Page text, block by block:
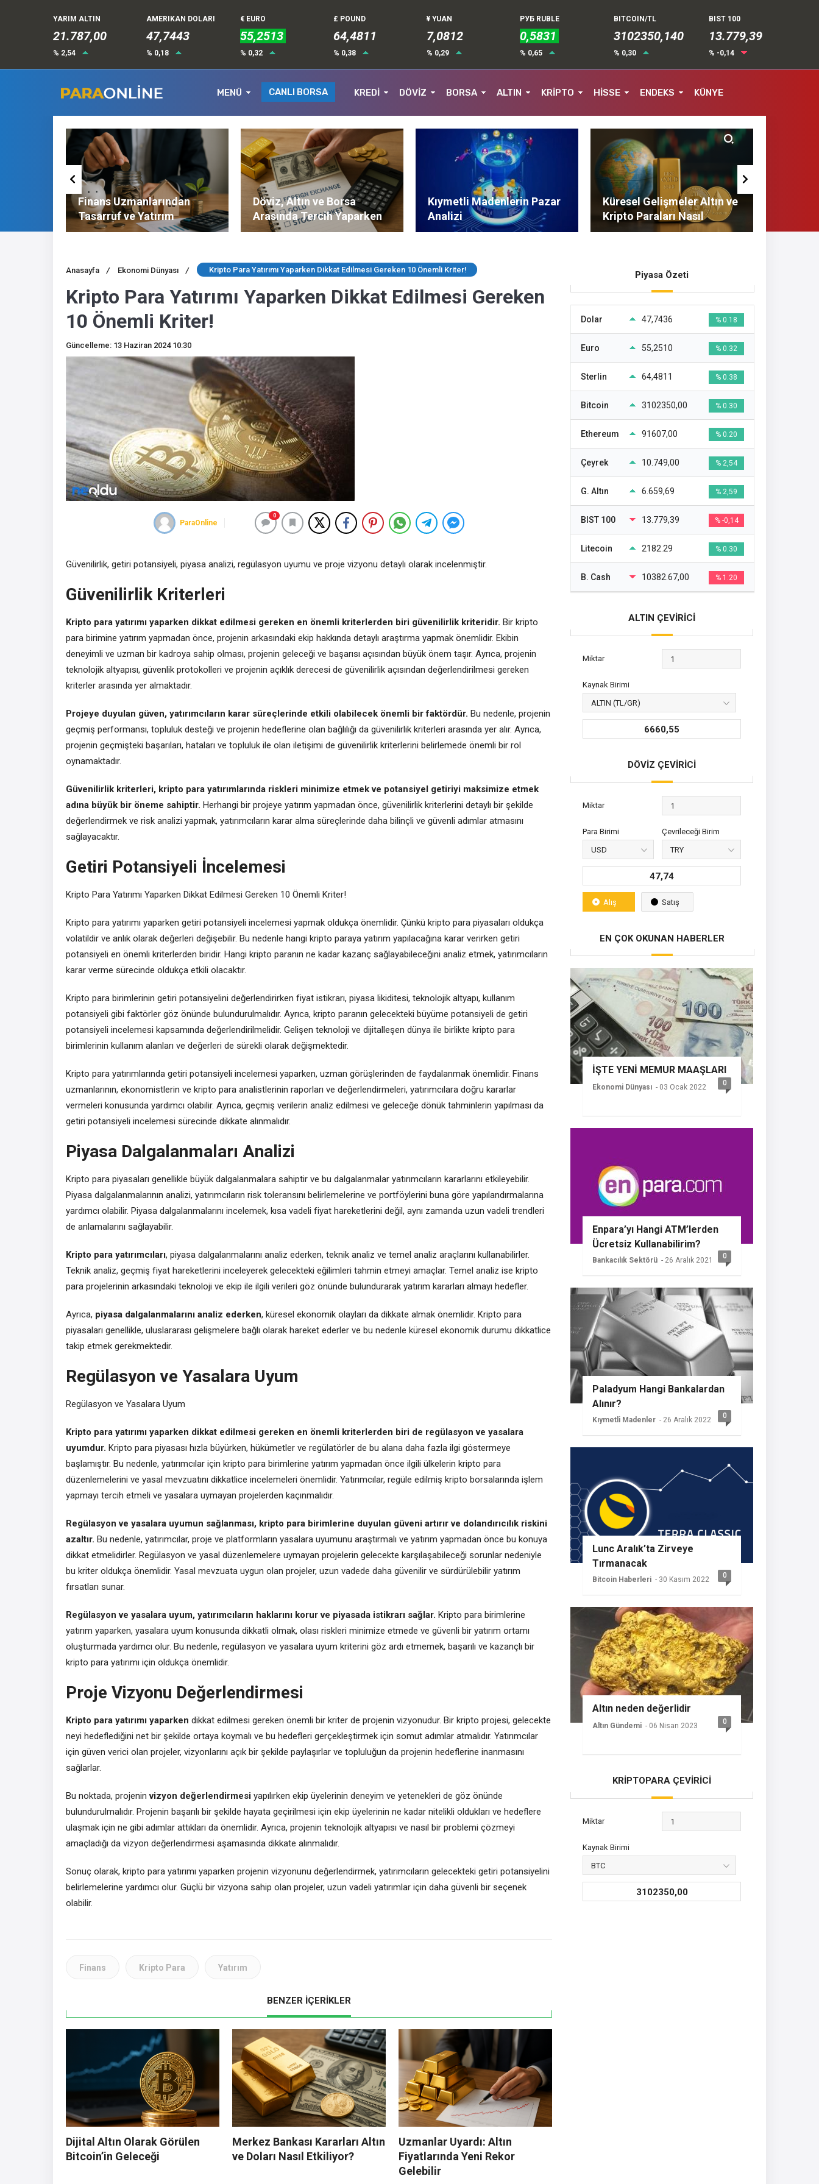
YARIM ALTIN
21.787,00
% 2,54
AMERIKAN DOLARI
47,7443
% 0,18
€ EURO
55,2513
% 0,32
£ POUND
64,4811
% 0,38
¥ YUAN
7,0812
% 0,29
РУБ RUBLE
0,5831
% 0,65
BITCOIN/TL
3102350,140
% 0,30
BIST 100
13.779,39
% -0,14
MENÜ CANLI BORSA KREDİ DÖVİZ BORSA ALTIN KRİPTO HİSSE ENDEKS KÜNYE
Finans Uzmanlarından
Tasarruf ve Yatırım
Tavsiyeleri
Döviz, Altın ve Borsa
Arasında Tercih Yaparken
Nelere Dikkat Edilmeli?
Kıymetli Madenlerin Pazar
Analizi
Küresel Gelişmeler Altın ve
Kripto Paraları Nasıl
Etkiliyor?
Anasayfa / Ekonomi Dünyası / Kripto Para Yatırımı Yaparken Dikkat Edilmesi Gereken 10 Önemli Kriter!
Kripto Para Yatırımı Yaparken Dikkat Edilmesi Gereken
10 Önemli Kriter!
Güncelleme: 13 Haziran 2024 10:30
ParaOnline
0
Güvenilirlik, getiri potansiyeli, piyasa analizi, regülasyon uyumu ve proje vizyonu detaylı olarak incelenmiştir.
Güvenilirlik Kriterleri
Kripto para yatırımı yaparken dikkat edilmesi gereken en önemli kriterlerden biri güvenilirlik kriteridir. Bir kripto
para birimine yatırım yapmadan önce, projenin arkasındaki ekip hakkında detaylı araştırma yapmak önemlidir. Ekibin
deneyimli ve uzman bir kadroya sahip olması, projenin geleceği ve başarısı açısından büyük önem taşır. Ayrıca, projenin
teknolojik altyapısı, güvenlik protokolleri ve projenin açıklık derecesi de güvenilirlik açısından değerlendirilmesi gereken
kriterler arasında yer almaktadır.
Projeye duyulan güven, yatırımcıların karar süreçlerinde etkili olabilecek önemli bir faktördür. Bu nedenle, projenin
geçmiş performansı, topluluk desteği ve projenin hedeflerine olan bağlılığı da güvenilirlik kriterleri arasında yer alır. Ayrıca,
projenin geçmişteki başarıları, hataları ve topluluk ile olan iletişimi de güvenilirlik kriterlerini belirlemede önemli bir rol
oynamaktadır.
Güvenilirlik kriterleri, kripto para yatırımlarında riskleri minimize etmek ve potansiyel getiriyi maksimize etmek
adına büyük bir öneme sahiptir. Herhangi bir projeye yatırım yapmadan önce, güvenilirlik kriterlerini detaylı bir şekilde
değerlendirmek ve risk analizi yapmak, yatırımcıların karar alma süreçlerinde daha bilinçli ve güvenli adımlar atmasını
sağlayacaktır.
Getiri Potansiyeli İncelemesi
Kripto Para Yatırımı Yaparken Dikkat Edilmesi Gereken 10 Önemli Kriter!
Kripto para yatırımı yaparken getiri potansiyeli incelemesi yapmak oldukça önemlidir. Çünkü kripto para piyasaları oldukça
volatildir ve anlık olarak değerleri değişebilir. Bu nedenle hangi kripto paraya yatırım yapılacağına karar verirken getiri
potansiyeli en önemli kriterlerden biridir. Hangi kripto paranın ne kadar kazanç sağlayabileceğini analiz etmek, yatırımcıların
karar verme sürecinde oldukça etkili olacaktır.
Kripto para birimlerinin getiri potansiyelini değerlendirirken fiyat istikrarı, piyasa likiditesi, teknolojik altyapı, kullanım
potansiyeli gibi faktörler göz önünde bulundurulmalıdır. Ayrıca, kripto paranın gelecekteki büyüme potansiyeli de getiri
potansiyeli incelemesi kapsamında değerlendirilmelidir. Gelişen teknoloji ve dijitalleşen dünya ile birlikte kripto para
birimlerinin kullanım alanları ve değerleri de sürekli olarak değişmektedir.
Kripto para yatırımlarında getiri potansiyeli incelemesi yaparken, uzman görüşlerinden de faydalanmak önemlidir. Finans
uzmanlarının, ekonomistlerin ve kripto para analistlerinin raporları ve değerlendirmeleri, yatırımcılara doğru kararlar
vermeleri konusunda yardımcı olabilir. Ayrıca, geçmiş verilerin analiz edilmesi ve geleceğe dönük tahminlerin yapılması da
getiri potansiyeli incelemesi sürecinde dikkate alınmalıdır.
Piyasa Dalgalanmaları Analizi
Kripto para piyasaları genellikle büyük dalgalanmalara sahiptir ve bu dalgalanmalar yatırımcıların kararlarını etkileyebilir.
Piyasa dalgalanmalarının analizi, yatırımcıların risk toleransını belirlemelerine ve portföylerini buna göre yapılandırmalarına
yardımcı olabilir. Piyasa dalgalanmalarını incelemek, kısa vadeli fiyat hareketlerini değil, aynı zamanda uzun vadeli trendleri
de anlamalarını sağlayabilir.
Kripto para yatırımcıları, piyasa dalgalanmalarını analiz ederken, teknik analiz ve temel analiz araçlarını kullanabilirler.
Teknik analiz, geçmiş fiyat hareketlerini inceleyerek gelecekteki eğilimleri tahmin etmeyi amaçlar. Temel analiz ise kripto
para projelerinin arkasındaki teknoloji ve ekip ile ilgili verileri göz önünde bulundurarak yatırım kararları almayı hedefler.
Ayrıca, piyasa dalgalanmalarını analiz ederken, küresel ekonomik olayları da dikkate almak önemlidir. Kripto para
piyasaları genellikle, uluslararası gelişmelere bağlı olarak hareket ederler ve bu nedenle küresel ekonomik durumu dikkatlice
takip etmek gerekmektedir.
Regülasyon ve Yasalara Uyum
Regülasyon ve Yasalara Uyum
Kripto para yatırımı yaparken dikkat edilmesi gereken en önemli kriterlerden biri de regülasyon ve yasalara
uyumdur. Kripto para piyasası hızla büyürken, hükümetler ve regülatörler de bu alana daha fazla ilgi göstermeye
başlamıştır. Bu nedenle, yatırımcılar için kripto para birimlerine yatırım yapmadan önce ilgili ülkelerin kripto para
düzenlemelerini ve yasal mevzuatını dikkatlice incelemeleri önemlidir. Yatırımcılar, regüle edilmiş kripto borsalarında işlem
yapmayı tercih etmeli ve yasalara uymayan projelerden kaçınmalıdır.
Regülasyon ve yasalara uyumun sağlanması, kripto para birimlerine duyulan güveni artırır ve dolandırıcılık riskini
azaltır. Bu nedenle, yatırımcılar, proje ve platformların yasalara uyumunu araştırmalı ve yatırım yapmadan önce bu konuya
dikkat etmelidirler. Regülasyon ve yasal düzenlemelere uymayan projelerin gelecekte karşılaşabileceği sorunlar nedeniyle
bu kriter oldukça önemlidir. Yasal mevzuata uygun olan projeler, uzun vadede daha güvenilir ve sürdürülebilir yatırım
fırsatları sunar.
Regülasyon ve yasalara uyum, yatırımcıların haklarını korur ve piyasada istikrarı sağlar. Kripto para birimlerine
yatırım yaparken, yasalara uyum konusunda dikkatli olmak, olası riskleri minimize etmede ve güvenli bir yatırım ortamı
oluşturmada yardımcı olur. Bu nedenle, regülasyon ve yasalara uyum kriterini göz ardı etmemek, başarılı ve kazançlı bir
kripto para yatırımı için oldukça önemlidir.
Proje Vizyonu Değerlendirmesi
Kripto para yatırımı yaparken dikkat edilmesi gereken önemli bir kriter de projenin vizyonudur. Bir kripto projesi, gelecekte
neyi hedeflediğini net bir şekilde ortaya koymalı ve bu hedefleri gerçekleştirmek için somut adımlar atmalıdır. Yatırımcılar
için güven verici olan projeler, vizyonlarını açık bir şekilde paylaşırlar ve topluluğun da projenin hedeflerine inanmasını
sağlarlar.
Bu noktada, projeninvizyon değerlendirmesi yapılırken ekip üyelerinin deneyim ve yetenekleri de göz önünde
bulundurulmalıdır. Projenin başarılı bir şekilde hayata geçirilmesi için ekip üyelerinin ne kadar nitelikli oldukları ve hedeflere
ulaşmak için ne gibi adımlar attıkları da önemlidir. Ayrıca, projenin teknolojik altyapısı ve nasıl bir problemi çözmeyi
amaçladığı da vizyon değerlendirmesi aşamasında dikkate alınmalıdır.
Sonuç olarak, kripto para yatırımı yaparken projenin vizyonunu değerlendirmek, yatırımcıların gelecekteki getiri potansiyelini
belirlemelerine yardımcı olur. Güçlü bir vizyona sahip olan projeler, uzun vadeli yatırımlar için daha güvenli bir seçenek
olabilir.
Finans Kripto Para Yatırım
BENZER İÇERİKLER
Dijital Altın Olarak Görülen
Bitcoin’in Geleceği
Merkez Bankası Kararları Altın
ve Doları Nasıl Etkiliyor?
Uzmanlar Uyardı: Altın
Fiyatlarında Yeni Rekor
Gelebilir
Piyasa Özeti
Dolar 47,7436 % 0.18
Euro 55,2510 % 0.32
Sterlin 64,4811 % 0.38
Bitcoin 3102350,00 % 0.30
Ethereum 91607,00 % 0.20
Çeyrek 10.749,00 % 2,54
G. Altın 6.659,69 % 2,59
BIST 100 13.779,39 % -0,14
Litecoin 2182.29 % 0.30
B. Cash 10382.67,00 % 1.20
ALTIN ÇEVİRİCİ
Miktar
Kaynak Birimi
6660,55
DÖVİZ ÇEVİRİCİ
Miktar
Para Birimi Çevrileceği Birim
47,74
Alış Satış
EN ÇOK OKUNAN HABERLER
İŞTE YENİ MEMUR MAAŞLARI
Ekonomi Dünyası - 03 Ocak 2022 0
Enpara’yı Hangi ATM’lerden
Ücretsiz Kullanabilirim?
Bankacılık Sektörü - 26 Aralık 2021 0
Paladyum Hangi Bankalardan
Alınır?
Kıymetli Madenler - 26 Aralık 2022 0
Lunc Aralık’ta Zirveye
Tırmanacak
Bitcoin Haberleri - 30 Kasım 2022 0
Altın neden değerlidir
Altın Gündemi - 06 Nisan 2023 0
KRİPTOPARA ÇEVİRİCİ
Miktar
Kaynak Birimi
3102350,00